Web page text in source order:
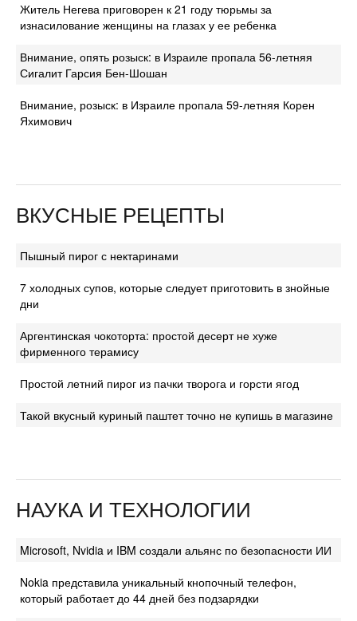
Житель Негева приговорен к 21 году тюрьмы за
изнасилование женщины на глазах у ее ребенка
Внимание, опять розыск: в Израиле пропала 56-летняя
Сигалит Гарсия Бен-Шошан
Внимание, розыск: в Израиле пропала 59-летняя Корен
Яхимович
ВКУСНЫЕ РЕЦЕПТЫ
Пышный пирог с нектаринами
7 холодных супов, которые следует приготовить в знойные
дни
Аргентинская чокоторта: простой десерт не хуже
фирменного терамису
Простой летний пирог из пачки творога и горсти ягод
Такой вкусный куриный паштет точно не купишь в магазине
НАУКА И ТЕХНОЛОГИИ
Microsoft, Nvidia и IBM создали альянс по безопасности ИИ
Nokia представила уникальный кнопочный телефон,
который работает до 44 дней без подзарядки